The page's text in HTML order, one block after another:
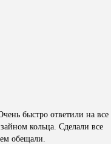
быстро ответили на все
кольца. Сделали все
обещали.